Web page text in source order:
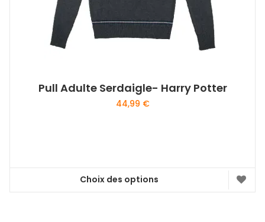
Pull Adulte Serdaigle- Harry Potter
44,99 €
Choix des options
Ce